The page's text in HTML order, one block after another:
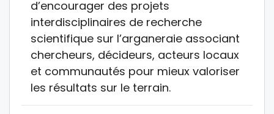
d’encourager des projets
interdisciplinaires de recherche
scientifique sur l’arganeraie associant
chercheurs, décideurs, acteurs locaux
et communautés pour mieux valoriser
les résultats sur le terrain.